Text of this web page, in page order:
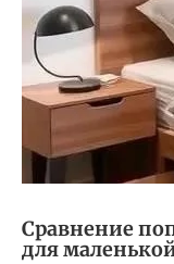
Сравнение
для